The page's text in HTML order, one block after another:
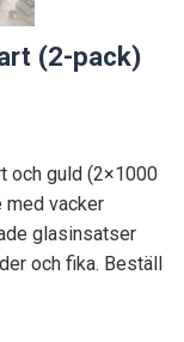
(2-pack)
och guld (2×1000
vacker
glasinsatser
och fika. Beställ